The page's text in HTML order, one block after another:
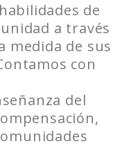
de
a través
medida de sus
con
del